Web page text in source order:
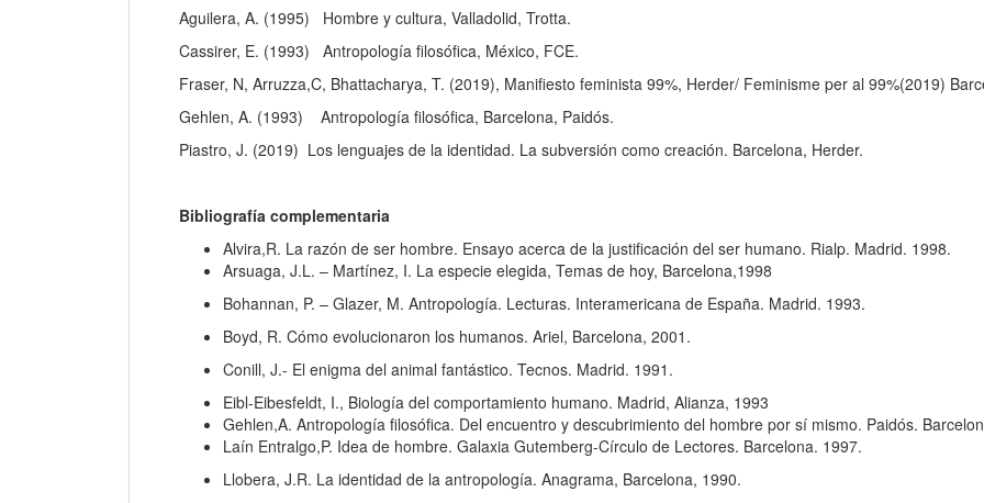
Aguilera, A. (1995) Hombre y cultura, Valladolid, Trotta.
Cassirer, E. (1993) Antropología filosófica, México, FCE.
Fraser, N, Arruzza,C, Bhattacharya, T. (2019), Manifiesto feminista 99%, Herder/ Feminisme per al 99%(2019)
Gehlen, A. (1993) Antropología filosófica, Barcelona, Paidós.
Piastro, J. (2019) Los lenguajes de la identidad. La subversión como creación. Barcelona, Herder.
Bibliografía complementaria
Alvira,R. La razón de ser hombre. Ensayo acerca de la justificación del ser humano. Rialp. Madrid. 1998.
Arsuaga, J.L. – Martínez, I. La especie elegida, Temas de hoy, Barcelona,1998
Bohannan, P. – Glazer, M. Antropología. Lecturas. Interamericana de España. Madrid. 1993.
Boyd, R. Cómo evolucionaron los humanos. Ariel, Barcelona, 2001.
Conill, J.- El enigma del animal fantástico. Tecnos. Madrid. 1991.
Eibl-Eibesfeldt, I., Biología del comportamiento humano. Madrid, Alianza, 1993
Gehlen,A. Antropología filosófica. Del encuentro y descubrimiento del hombre por sí mismo. Paidós.
Laín Entralgo,P. Idea de hombre. Galaxia Gutemberg-Círculo de Lectores. Barcelona. 1997.
Llobera, J.R. La identidad de la antropología. Anagrama, Barcelona, 1990.